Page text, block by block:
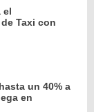
el
Taxi con
un 40% a
en